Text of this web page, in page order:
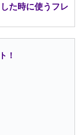
た時に使うフレ
！